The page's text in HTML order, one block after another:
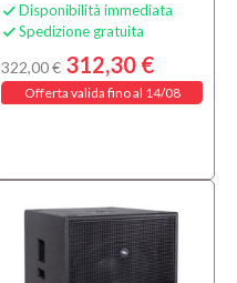
 Disponibilità immediata
 Spedizione gratuita
322,00 € 312,30 €
Offerta valida fino al 14/08